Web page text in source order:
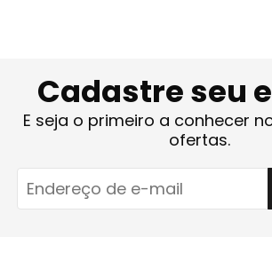
Cadastre seu
E seja o primeiro a conhecer
ofertas.